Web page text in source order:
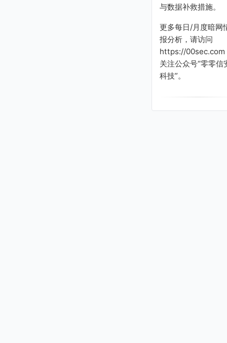
与数据补救措施。
更多每日/月度暗网
报分析，请访问
https://00sec.com
关注公众号“零零信
科技”。